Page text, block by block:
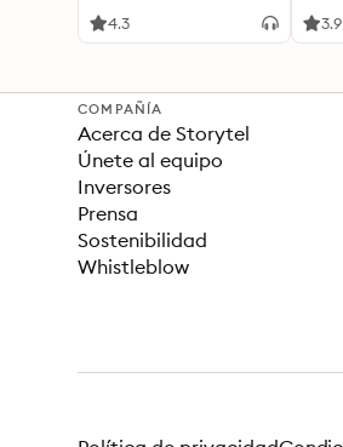
una Vida Mejor
4.3 3.9
COMPAÑÍA
Acerca de Storytel
Únete al equipo
Inversores
Prensa
Sostenibilidad
Whistleblow